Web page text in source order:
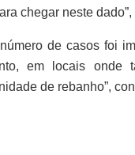
chegar neste
de casos foi
em locais onde
de rebanho”,